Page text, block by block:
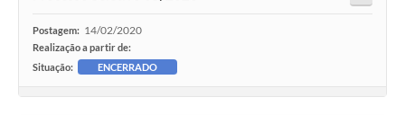
Postagem: 14/02/2020
Realização a partir de:
Situação:
ENCERRADO